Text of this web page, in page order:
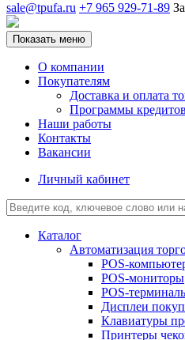
sale@tpufa.ru +7 965 929-71-89
Показать меню
О компании
Покупателям
Доставка и оплата
Программы
Наши работы
Контакты
Вакансии
Личный кабинет
Каталог
Автоматизация
POS-
POS-мониторы
POS-
Дисплеи
Клавиатуры
Принтеры